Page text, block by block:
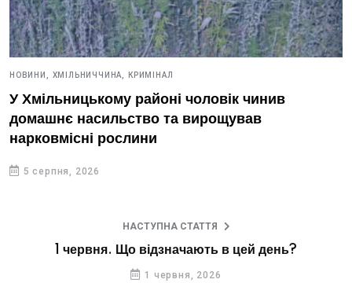
НОВИНИ, ХМІЛЬНИЧЧИНА, КРИМІНАЛ
У Хмільницькому районі чоловік чинив
домашнє насильство та вирощував
нарковмісні рослини
5 серпня, 2026
НАСТУПНА СТАТТЯ
1 червня. Що відзначають в цей день?
1 червня, 2026